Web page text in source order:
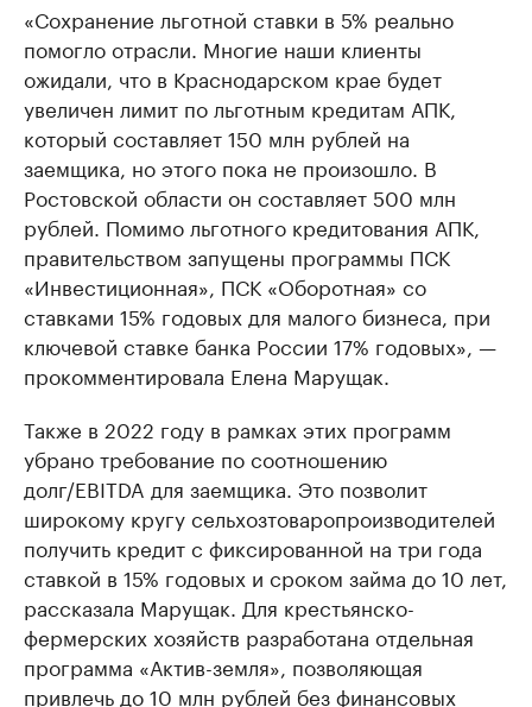
«Сохранение льготной ставки в 5% реально
помогло отрасли. Многие наши клиенты
ожидали, что в Краснодарском крае будет
увеличен лимит по льготным кредитам АПК,
который составляет 150 млн рублей на
заемщика, но этого пока не произошло. В
Ростовской области он составляет 500 млн
рублей. Помимо льготного кредитования АПК,
правительством запущены программы ПСК
«Инвестиционная», ПСК «Оборотная» со
ставками 15% годовых для малого бизнеса, при
ключевой ставке банка России 17% годовых», —
прокомментировала Елена Марущак.
Также в 2022 году в рамках этих программ
убрано требование по соотношению
долг/EBITDA для заемщика. Это позволит
широкому кругу сельхозтоваропроизводителей
получить кредит с фиксированной на три года
ставкой в 15% годовых и сроком займа до 10 лет,
рассказала Марущак. Для крестьянско-
фермерских хозяйств разработана отдельная
программа «Актив-земля», позволяющая
привлечь до 10 млн рублей без финансовых